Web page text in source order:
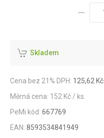
Skladem
Cena bez 21% DPH: 125,62 Kč
Měrná cena: 152 Kč / ks.
PeMi kód: 667769
EAN: 8593534841949